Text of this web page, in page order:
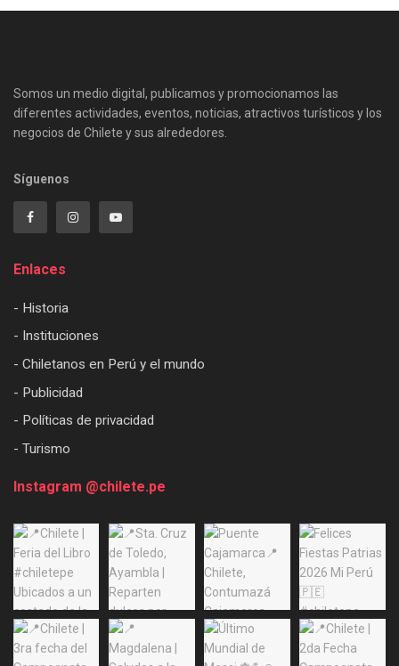
Somos un medio digital, publicamos y promocionamos las
diferentes actividades, eventos, noticias, atractivos turísticos y los
negocios de Chilete y sus alrededores.
Síguenos
Enlaces
- Historia
- Instituciones
- Chiletanos en Perú y el mundo
- Publicidad
- Políticas de privacidad
- Turismo
Instagram @chilete.pe